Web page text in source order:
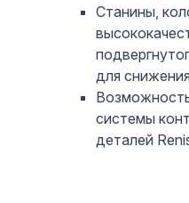
Станины,
для
системы
деталей